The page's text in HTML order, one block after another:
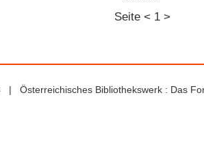
Seite < 1 >
| Österreichisches Bibliothekswerk : Das